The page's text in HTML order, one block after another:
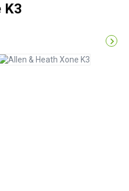
K3
